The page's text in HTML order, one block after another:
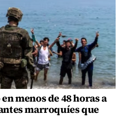
menos de 48 horas a
marroquíes que